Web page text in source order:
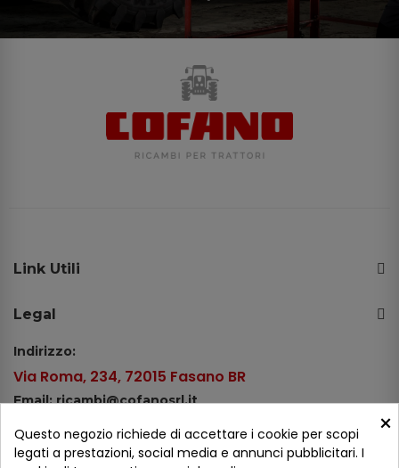
Link Utili
Legal
Indirizzo:
Via Roma, 234, 72015 Fasano BR
Email: ricambi@cofanosrl.it
Tel.: +39 080 44 13 478
×
Questo negozio richiede di accettare i cookie per scopi
legati a prestazioni, social media e annunci pubblicitari. I